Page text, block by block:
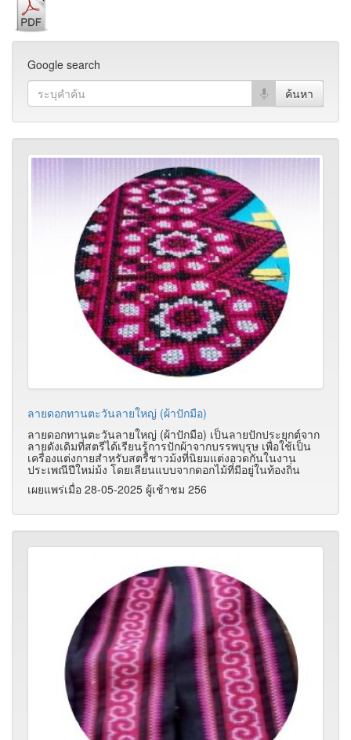
Google search
ลายดอกทานตะวันลายใหญ่ (ผ้าปักมือ)
ลายดอกทานตะวันลายใหญ่ (ผ้าปักมือ) เป็นลายปักประยุกต์จาก
ลายดังเดิมที่สตรีได้เรียนรู้การปักผ้าจากบรรพบุรุษ เพื่อใช้เป็น
เครื่องแต่งกายสำหรับสตรีชาวม้งที่นิยมแต่งอวดกันในงาน
ประเพณีปีใหม่ม้ง โดยเลียนแบบจากดอกไม้ที่มีอยู่ในท้องถิ่น
เผยแพร่เมื่อ 28-05-2025 ผู้เช้าชม 256